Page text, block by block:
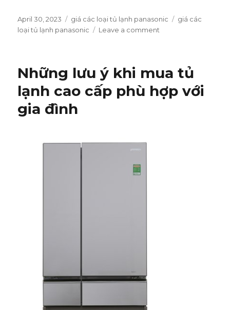
Posted
on
April 30, 2023 Categories
giá các loại tủ lạnh panasonic Tags
giá các
loại tủ lạnh panasonic
Leave a comment
các
tủ
Những lưu ý khi mua tủ
lạnh cao cấp phù hợp với
gia đình